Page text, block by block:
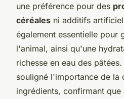
une préférence pour des
céréales ni additifs
également essentielle pour
l'animal, ainsi qu'une
richesse en eau des pâtées.
souligné l'importance de la
ingrédients, confirmant